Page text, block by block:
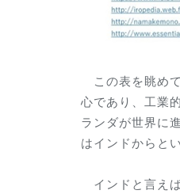
この表を眺め
心であり、工業
ランダが世界に
はインドからと
インドと言え